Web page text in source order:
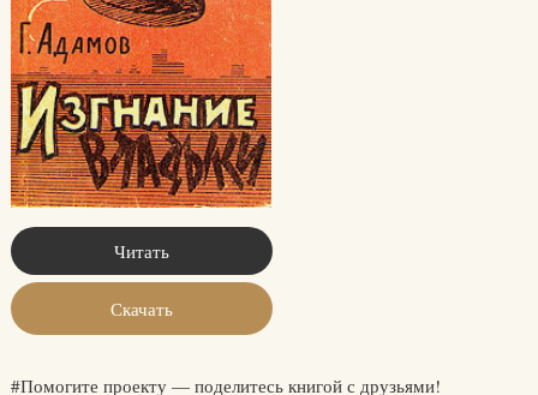
Читать
Скачать
#Помогите проекту — поделитесь книгой с друзьями!